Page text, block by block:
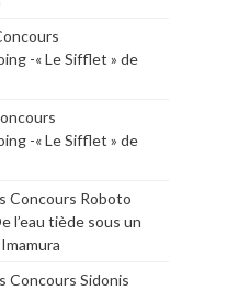
-« Le Sifflet » de
-« Le Sifflet » de
Concours Roboto
l’eau tiède sous un
Concours Sidonis